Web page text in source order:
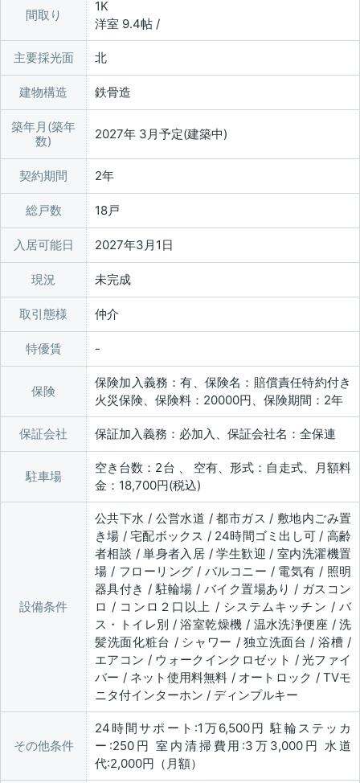
間取り
1K
洋室 9.4帖 /
主要採光面 北
建物構造 鉄骨造
築年月(築年
数)
2027年 3月予定(建築中)
契約期間 2年
総戸数 18戸
入居可能日 2027年3月1日
現況 未完成
取引態様 仲介
特優賃
保険
保険加入義務：有、保険名：賠償責任特約付き
火災保険、保険料：20000円、保険期間：2年
保証会社 保証加入義務：必加入、保証会社名：全保連
駐車場
空き台数：2台 、 空有、形式：自走式、月額料
金：18,700円(税込)
設備条件
公共下水 / 公営水道 / 都市ガス / 敷地内ごみ置
き場 / 宅配ボックス / 24時間ゴミ出し可 / 高齢
者相談 / 単身者入居 / 学生歓迎 / 室内洗濯機置
場 / フローリング / バルコニー / 電気有 / 照明
器具付き / 駐輪場 / バイク置場あり / ガスコン
ロ / コンロ２口以上 / システムキッチン / バ
ス・トイレ別 / 浴室乾燥機 / 温水洗浄便座 / 洗
髪洗面化粧台 / シャワー / 独立洗面台 / 浴槽 /
エアコン / ウォークインクロゼット / 光ファイ
バー / ネット使用料無料 / オートロック / TVモ
ニタ付インターホン / ディンプルキー
その他条件
24時間サポート:1万6,500円 駐輪ステッカ
ー:250円 室内清掃費用:3万3,000円 水道
代:2,000円（月額）